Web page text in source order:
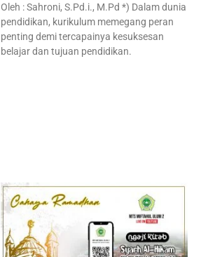
Oleh : Sahroni, S.Pd.i., M.Pd *) Dalam dunia
pendidikan, kurikulum memegang peran
penting demi tercapainya kesuksesan
belajar dan tujuan pendidikan.